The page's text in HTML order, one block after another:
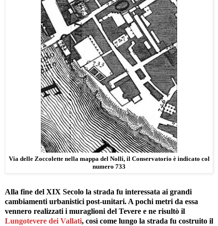
Via delle Zoccolette nella mappa del Nolli, il Conservatorio è indicato col
numero 733
Alla fine del XIX Secolo la strada fu interessata ai grandi
cambiamenti urbanistici post-unitari. A pochi metri da essa
vennero realizzati i muraglioni del Tevere e ne risultò il
Lungotevere dei Vallati, così come lungo la strada fu costruito il